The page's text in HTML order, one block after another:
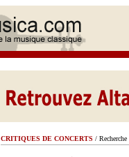
CRITIQUES DE CONCERTS / Recherche